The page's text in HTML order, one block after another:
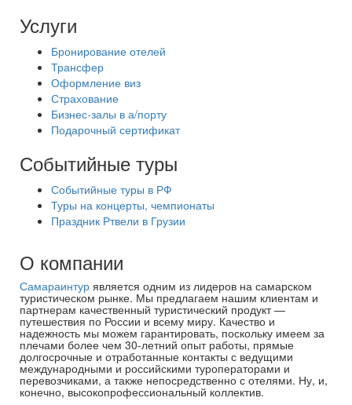
Услуги
Бронирование отелей
Трансфер
Оформление виз
Страхование
Бизнес-залы в а/порту
Подарочный сертификат
Событийные туры
Событийные туры в РФ
Туры на концерты, чемпионаты
Праздник Ртвели в Грузии
О компании
Самараинтур является одним из лидеров на самарском
туристическом рынке. Мы предлагаем нашим клиентам и
партнерам качественный туристический продукт —
путешествия по России и всему миру. Качество и
надежность мы можем гарантировать, поскольку имеем за
плечами более чем 30-летний опыт работы, прямые
долгосрочные и отработанные контакты с ведущими
международными и российскими туроператорами и
перевозчиками, а также непосредственно с отелями. Ну, и,
конечно, высокопрофессиональный коллектив.